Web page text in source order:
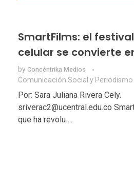
SmartFilms: el
celular se convierte
by Concéntrika Medios
Comunicación Social y Periodismo
Por: Sara Juliana Rivera Cely.
sriverac2@ucentral.edu.co
que ha revolu ...